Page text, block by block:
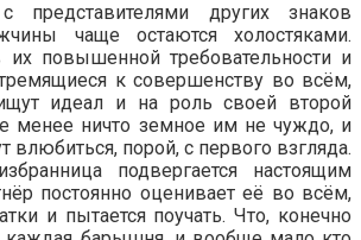
других знаков
чаще остаются холостяками.
их повышенной требовательности и
к совершенству во всём,
идеал и на роль своей второй
менее ничто земное им не чуждо, и
влюбиться, порой, с первого взгляда.
подвергается настоящим
постоянно оценивает её во всём,
и пытается поучать. Что, конечно